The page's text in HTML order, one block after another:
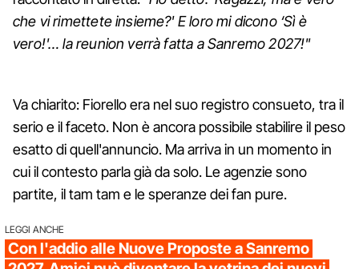
che vi rimettete insieme?' E loro mi dicono ‘Sì è
vero!'… la reunion verrà fatta a Sanremo 2027!"
Va chiarito: Fiorello era nel suo registro consueto, tra il
serio e il faceto. Non è ancora possibile stabilire il peso
esatto di quell'annuncio. Ma arriva in un momento in
cui il contesto parla già da solo. Le agenzie sono
partite, il tam tam e le speranze dei fan pure.
LEGGI ANCHE
Con l'addio alle Nuove Proposte a Sanremo